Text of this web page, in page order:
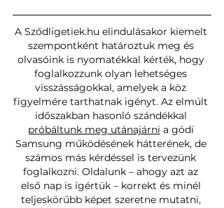
A Sződligetiek.hu elindulásakor kiemelt
szempontként határoztuk meg és
olvasóink is nyomatékkal kérték, hogy
foglalkozzunk olyan lehetséges
visszásságokkal, amelyek a köz
figyelmére tarthatnak igényt. Az elmúlt
időszakban hasonló szándékkal
próbáltunk meg utánajárni a gödi
Samsung működésének hátterének, de
számos más kérdéssel is tervezünk
foglalkozni. Oldalunk – ahogy azt az
első nap is ígértük – korrekt és minél
teljeskörűbb képet szeretne mutatni,